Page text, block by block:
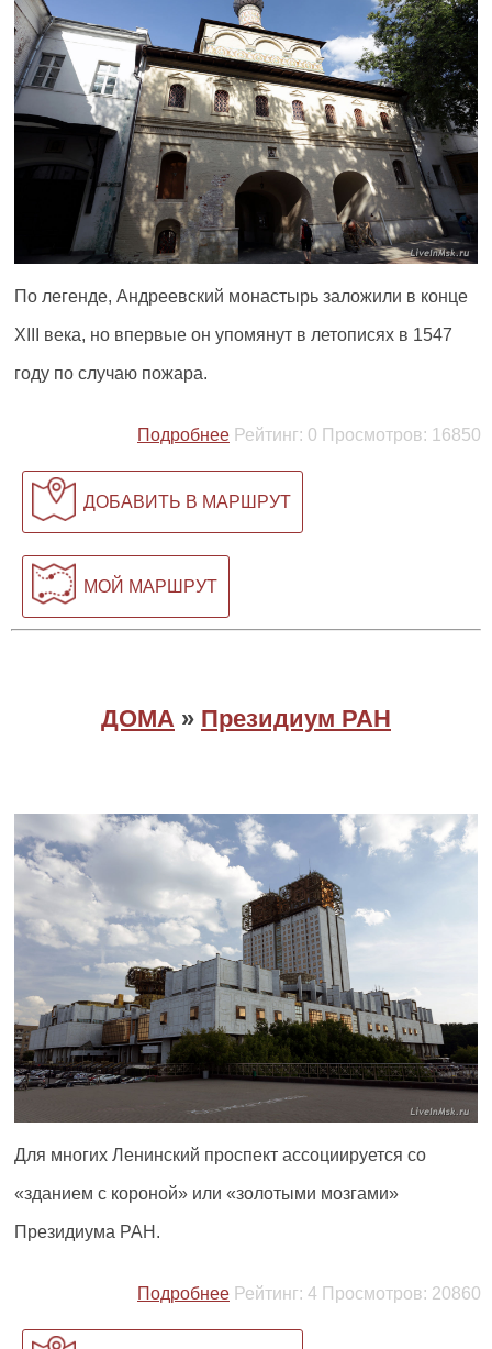
По легенде, Андреевский монастырь заложили в конце
XIII века, но впервые он упомянут в летописях в 1547
году по случаю пожара.
Подробнее Рейтинг: 0 Просмотров: 16850
ДОБАВИТЬ В МАРШРУТ
МОЙ МАРШРУТ
ДОМА » Президиум РАН
Для многих Ленинский проспект ассоциируется со
«зданием с короной» или «золотыми мозгами»
Президиума РАН.
Подробнее Рейтинг: 4 Просмотров: 20860